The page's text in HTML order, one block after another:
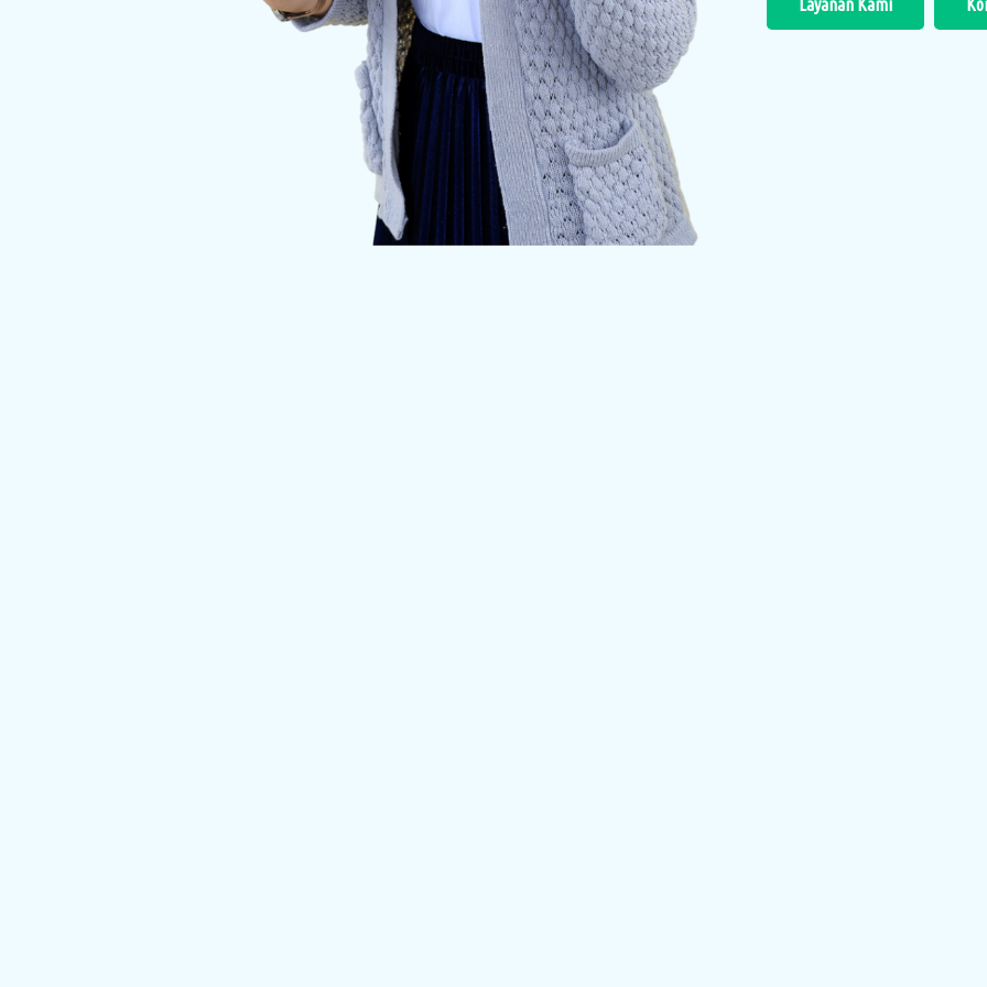
Layanan Kami